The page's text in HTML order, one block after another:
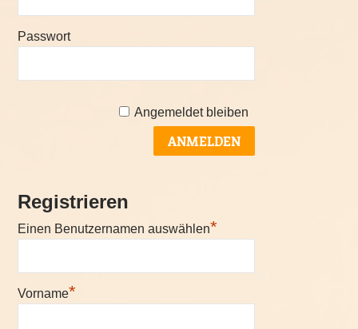
Passwort
Angemeldet bleiben
Registrieren
Einen Benutzernamen auswählen*
Vorname*